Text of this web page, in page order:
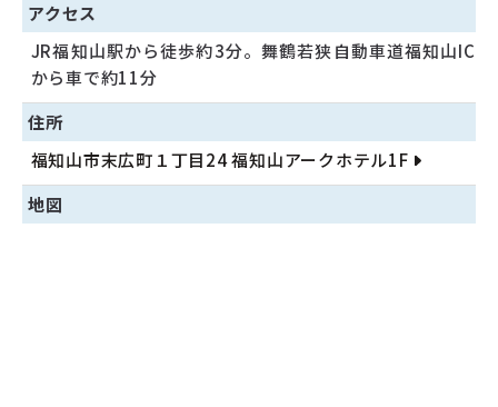
アクセス
JR福知山駅から徒歩約3分。舞鶴若狭自動車道福知山IC
から車で約11分
住所
福知山市末広町１丁目24 福知山アークホテル1F
地図